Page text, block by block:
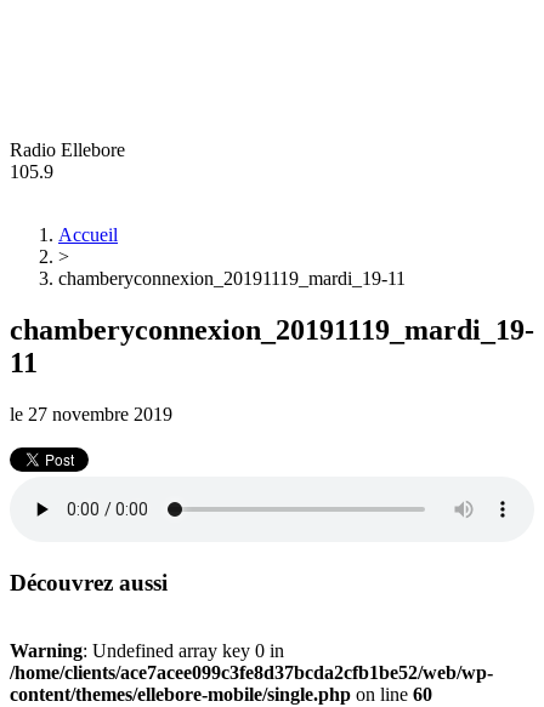
Radio Ellebore
105.9
Accueil
>
chamberyconnexion_20191119_mardi_19-11
chamberyconnexion_20191119_mardi_19-
11
le 27 novembre 2019
Découvrez aussi
Warning: Undefined array key 0 in
/home/clients/ace7acee099c3fe8d37bcda2cfb1be52/web/wp-
content/themes/ellebore-mobile/single.php on line 60